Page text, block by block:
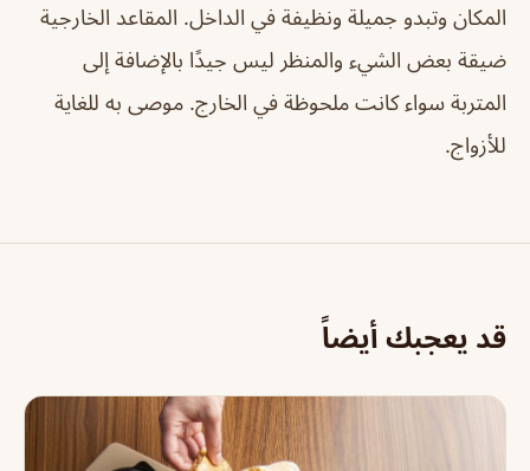
المكان وتبدو جميلة ونظيفة في الداخل. المقاعد الخارجية
ضيقة بعض الشيء والمنظر ليس جيدًا بالإضافة إلى
المتربة سواء كانت ملحوظة في الخارج. موصى به للغاية
للأزواج.
قد يعجبك أيضاً